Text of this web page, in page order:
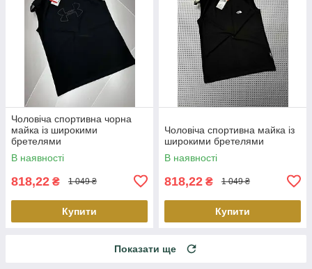
Чоловіча спортивна чорна
майка із широкими
бретелями
В наявності
818,22 ₴ 1 049 ₴
Купити
Чоловіча спортивна майка із
широкими бретелями
В наявності
818,22 ₴ 1 049 ₴
Купити
Показати ще